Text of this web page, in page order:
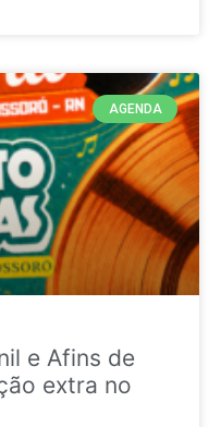
AGENDA
e Afins de
extra no